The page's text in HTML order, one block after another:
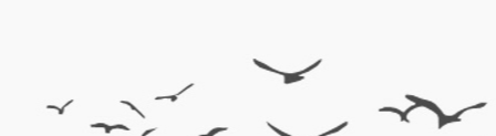
Tüm yazıları görüntüle